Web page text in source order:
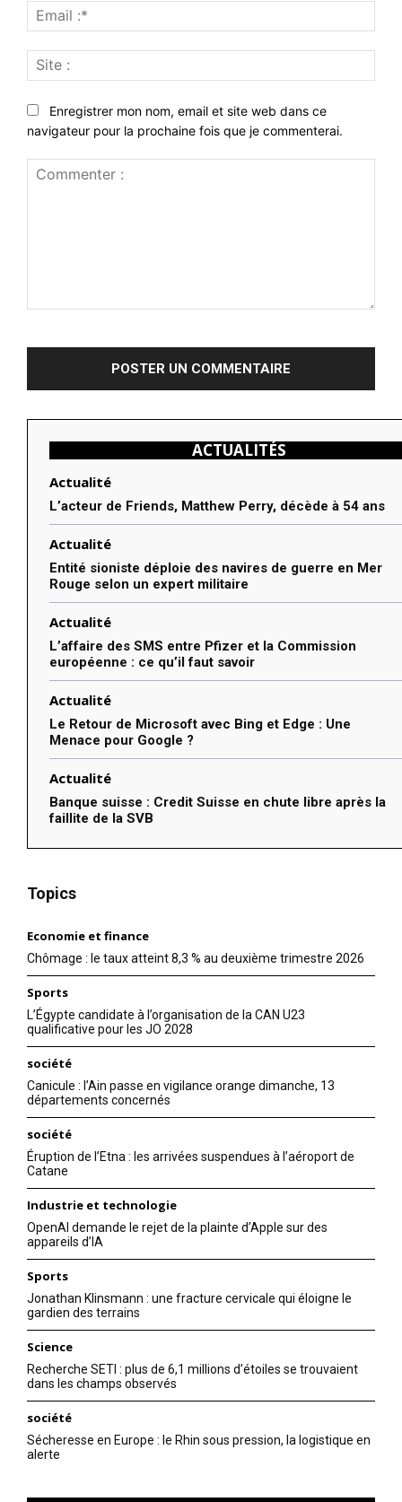
:*
:
Enregistrer mon nom, email et site web dans ce
navigateur pour la prochaine fois que je commenterai.
ACTUALITÉS
Actualité
L’acteur de Friends, Matthew Perry, décède à 54 ans
Actualité
Entité sioniste déploie des navires de guerre en Mer
Rouge selon un expert militaire
Actualité
L’affaire des SMS entre Pfizer et la Commission
européenne : ce qu’il faut savoir
Actualité
Le Retour de Microsoft avec Bing et Edge : Une
Menace pour Google ?
Actualité
Banque suisse : Credit Suisse en chute libre après la
faillite de la SVB
Topics
Economie et finance
Chômage : le taux atteint 8,3 % au deuxième trimestre 2026
Sports
L’Égypte candidate à l’organisation de la CAN U23
qualificative pour les JO 2028
société
Canicule : l’Ain passe en vigilance orange dimanche, 13
départements concernés
société
Éruption de l’Etna : les arrivées suspendues à l’aéroport de
Catane
Industrie et technologie
OpenAI demande le rejet de la plainte d’Apple sur des
appareils d’IA
Sports
Jonathan Klinsmann : une fracture cervicale qui éloigne le
gardien des terrains
Science
Recherche SETI : plus de 6,1 millions d’étoiles se trouvaient
dans les champs observés
société
Sécheresse en Europe : le Rhin sous pression, la logistique en
alerte